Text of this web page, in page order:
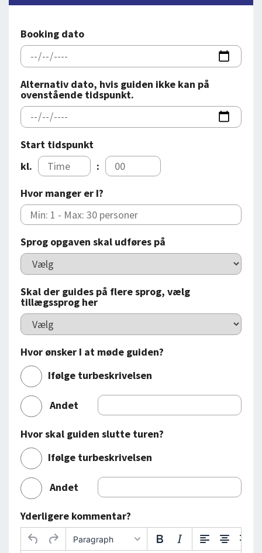
BOOKING
FOREDRAG
OM OS
Booking dato
Alternativ dato, hvis guiden ikke kan på
ovenstående tidspunkt.
Start tidspunkt
kl.
:
Hvor manger er I?
Sprog opgaven skal udføres på
Skal der guides på flere sprog, vælg
tillægssprog her
Hvor ønsker I at møde guiden?
Ifølge turbeskrivelsen
Andet
Hvor skal guiden slutte turen?
Ifølge turbeskrivelsen
Andet
Yderligere kommentar?
Paragraph